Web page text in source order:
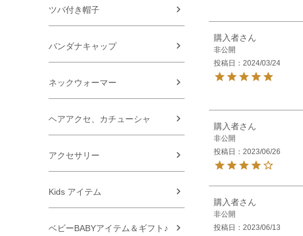
ツバ付き帽子
バンダナキャップ
ネックウォーマー
ヘアアクセ、カチューシャ
アクセサリー
Kids アイテム
ベビーBABYアイテム＆ギフト♪
購入者
非公開
投稿日
2024/03/24
購入者
非公開
投稿日
2023/06/26
購入者
非公開
投稿日
2023/06/13